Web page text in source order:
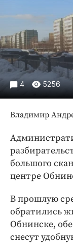
Культура
Погода
ПРОЕКТЫ
Блоги
Издания
Клиника
4 5256
Владимир
большого
центре
В прошлую
обратились
Обнинске,
снесут